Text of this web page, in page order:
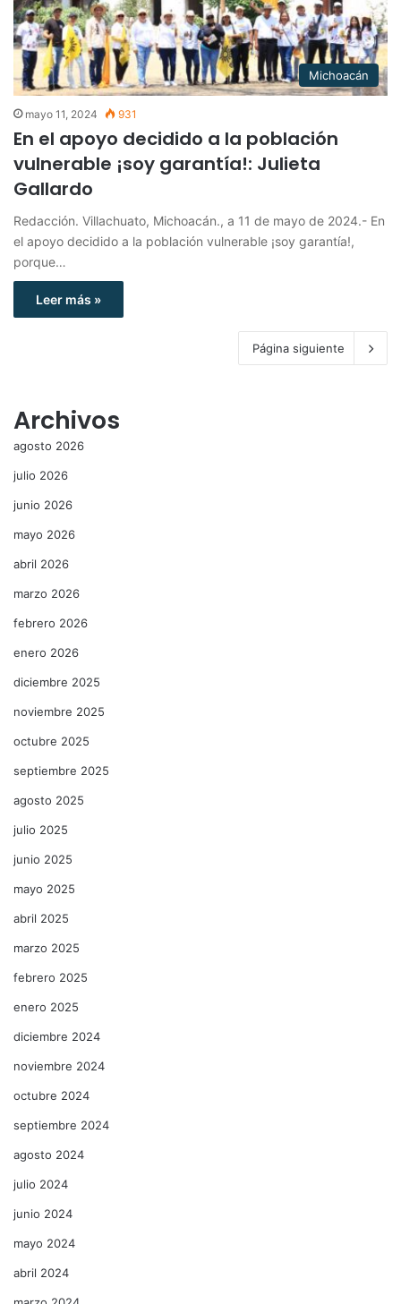
Michoacán
mayo 11, 2024 931
En el apoyo decidido a la población
vulnerable ¡soy garantía!: Julieta
Gallardo
Redacción. Villachuato, Michoacán., a 11 de mayo de 2024.- En
el apoyo decidido a la población vulnerable ¡soy garantía!,
porque…
Leer más »
Página siguiente
Archivos
agosto 2026
julio 2026
junio 2026
mayo 2026
abril 2026
marzo 2026
febrero 2026
enero 2026
diciembre 2025
noviembre 2025
octubre 2025
septiembre 2025
agosto 2025
julio 2025
junio 2025
mayo 2025
abril 2025
marzo 2025
febrero 2025
enero 2025
diciembre 2024
noviembre 2024
octubre 2024
septiembre 2024
agosto 2024
julio 2024
junio 2024
mayo 2024
abril 2024